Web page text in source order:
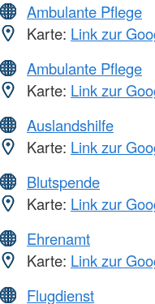
Ambulante Pflege
Karte: Link zur
Ambulante Pflege
Karte: Link zur
Auslandshilfe
Karte: Link zur
Blutspende
Karte: Link zur
Ehrenamt
Karte: Link zur
Flugdienst